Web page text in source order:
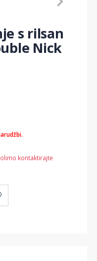
s rilsan
Nick
kontaktirajte